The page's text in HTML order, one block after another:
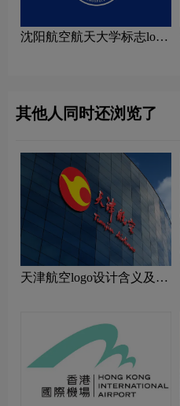
沈阳航空航天大学标志logo
其他人同时还浏览了
天津航空logo设计含义及设